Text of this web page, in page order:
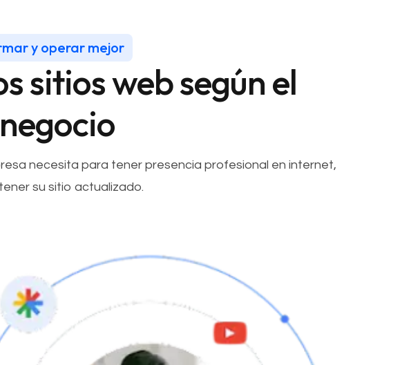
y operar mejor
sitios web según el
necesita para tener presencia profesional en internet,
su sitio actualizado.